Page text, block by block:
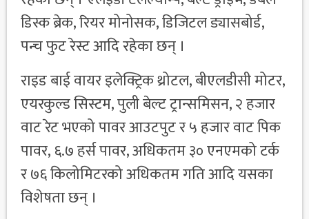
डिस्क ब्रेक, रियर मोनोसक, डिजिटल ड्यासबोर्ड,
पन्च फुट रेस्ट आदि रहेका छन् ।
राइड बाई वायर इलेक्ट्रिक थ्रोटल, बीएलडीसी मोटर,
एयरकुल्ड सिस्टम, पुली बेल्ट ट्रान्समिसन, २ हजार
वाट रेट भएको पावर आउटपुट र ५ हजार वाट पिक
पावर, ६.७ हर्स पावर, अधिकतम ३० एनएमको टर्क
र ७६ किलोमिटरको अधिकतम गति आदि यसका
विशेषता छन् ।